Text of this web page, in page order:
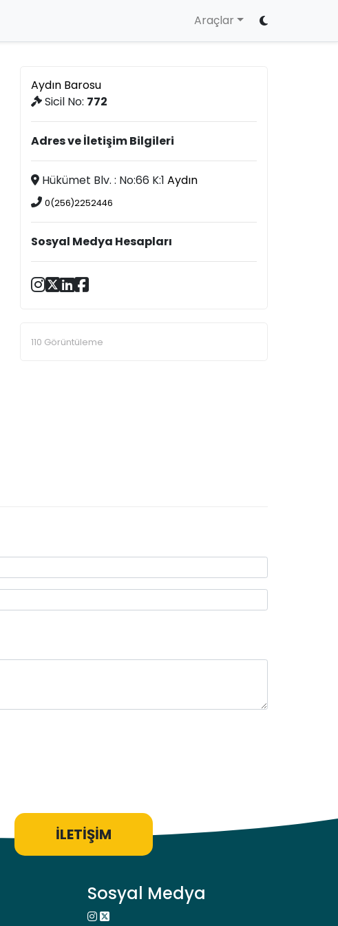
Araçlar
Aydın Barosu
Sicil No: 772
Adres ve İletişim Bilgileri
Hükümet Blv. : No:66 K:1Aydın
0(256)2252446
Sosyal Medya Hesapları
110 Görüntüleme
İLETİŞİM
Sosyal Medya